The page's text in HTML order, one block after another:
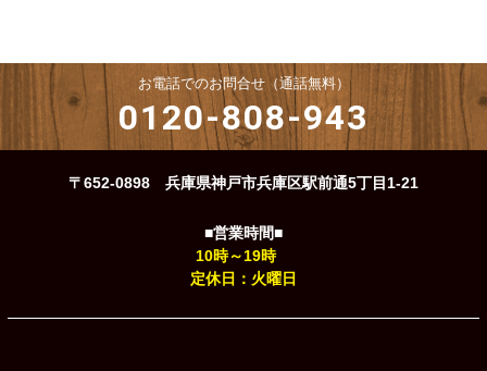
お電話でのお問合せ（通話無料）
0120-808-943
〒652-0898 兵庫県神戸市兵庫区駅前通5丁目1-21
■営業時間■
10時～19時
定休日：火曜日